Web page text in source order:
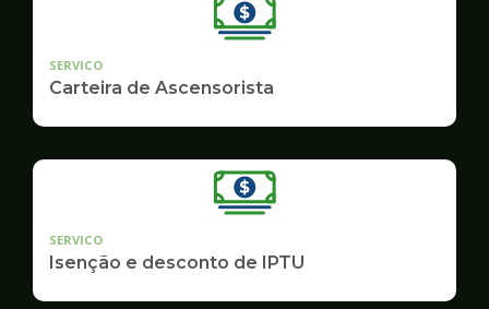
SERVICO
Carteira de Ascensorista
SERVICO
Isenção e desconto de IPTU